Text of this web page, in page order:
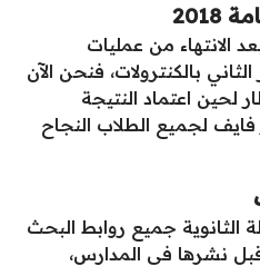
الانتهاء من عمليات
بالكنترولات، فنحن الآن
لحين اعتماد النتيجة
لجميع الطلاب النجاح
الثانوية جميع روابط البحث
قبل نشرها في المدارس،